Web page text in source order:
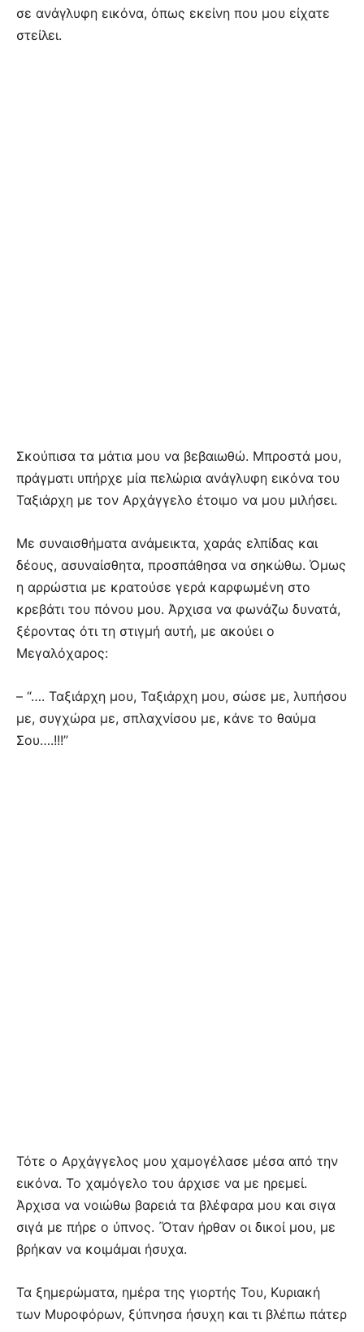
σε ανάγλυφη εικόνα, όπως εκείνη που μου είχατε
στείλει.
Σκούπισα τα μάτια μου να βεβαιωθώ. Μπροστά μου,
πράγματι υπήρχε μία πελώρια ανάγλυφη εικόνα του
Ταξιάρχη με τον Αρχάγγελο έτοιμο να μου μιλήσει.
Με συναισθήματα ανάμεικτα, χαράς ελπίδας και
δέους, ασυναίσθητα, προσπάθησα να σηκώθω. Όμως
η αρρώστια με κρατούσε γερά καρφωμένη στο
κρεβάτι του πόνου μου. Άρχισα να φωνάζω δυνατά,
ξέροντας ότι τη στιγμή αυτή, με ακούει ο
Μεγαλόχαρος:
– “…. Ταξιάρχη μου, Ταξιάρχη μου, σώσε με, λυπήσου
με, συγχώρα με, σπλαχνίσου με, κάνε το θαύμα
Σου….!!!”
Τότε ο Αρχάγγελος μου χαμογέλασε μέσα από την
εικόνα. Το χαμόγελο του άρχισε να με ηρεμεί.
Άρχισα να νοιώθω βαρειά τα βλέφαρα μου και σιγα
σιγά με πήρε ο ύπνος. ΄Όταν ήρθαν οι δικοί μου, με
βρήκαν να κοιμάμαι ήσυχα.
Τα ξημερώματα, ημέρα της γιορτής Του, Κυριακή
των Μυροφόρων, ξύπνησα ήσυχη και τι βλέπω πάτερ